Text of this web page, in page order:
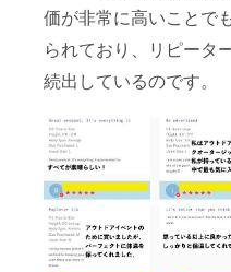
価が非常に高いことで
られており、リピータ
続出しているのです。